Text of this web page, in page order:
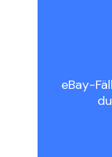
eBay-